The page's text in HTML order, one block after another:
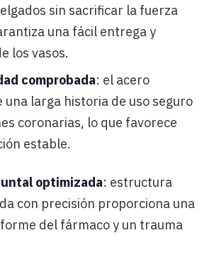
sin sacrificar la fuerza
una fácil entrega y
los vasos.
comprobada: el acero
una larga historia de uso seguro
coronarias, lo que favorece
estable.
optimizada: estructura
con precisión proporciona una
del fármaco y un trauma